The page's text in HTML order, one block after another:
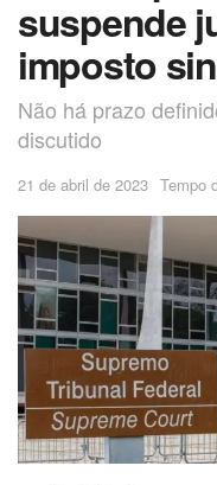
suspende
imposto
Não há prazo
discutido
21 de abril de 2023 Tempo